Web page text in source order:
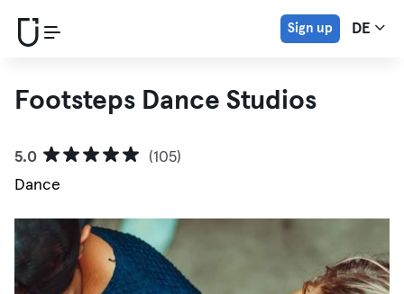
Sign up DE
Footsteps Dance Studios
5.0
(105)
Dance